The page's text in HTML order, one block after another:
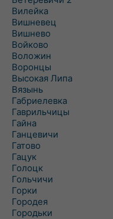
Вилейка
Вишневец
Вишнево
Войково
Воложин
Воронцы
Высокая Липа
Вязынь
Габриелевка
Гаврильчицы
Гайна
Ганцевичи
Гатово
Гацук
Голоцк
Гольчичи
Горки
Городея
Городьки